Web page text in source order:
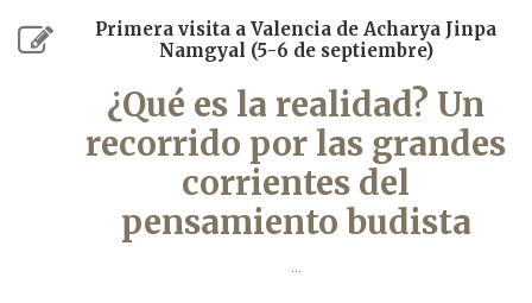
Primera visita a Valencia de Acharya Jinpa
Namgyal (5-6 de septiembre)
¿Qué es la realidad? Un
recorrido por las grandes
corrientes del
pensamiento budista
...